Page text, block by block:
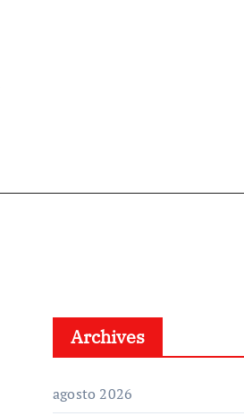
Archives
agosto 2026